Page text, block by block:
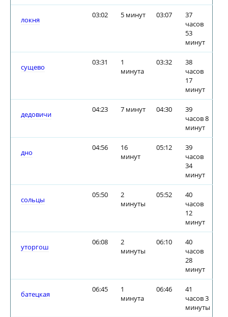
локня
03:02 5 минут 03:07
37
часов
53
минут
сущево
03:31
1
минута
03:32
38
часов
17
минут
дедовичи
04:23 7 минут 04:30
39
часов 8
минут
дно
04:56
16
минут
05:12
39
часов
34
минут
сольцы
05:50
2
минуты
05:52
40
часов
12
минут
уторгош
06:08
2
минуты
06:10
40
часов
28
минут
батецкая
06:45
1
минута
06:46
41
часов 3
минуты